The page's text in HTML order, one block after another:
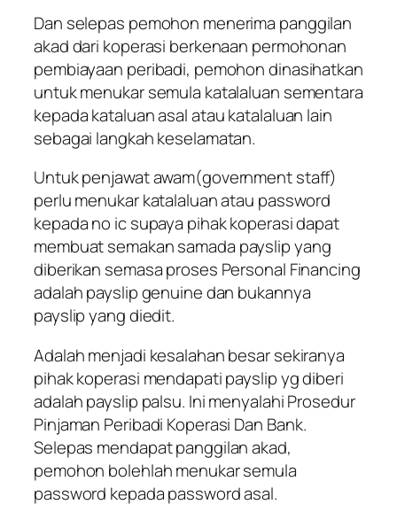
Dan selepas pemohon menerima panggilan
akad dari koperasi berkenaan permohonan
pembiayaan peribadi, pemohon dinasihatkan
untuk menukar semula katalaluan sementara
kepada kataluan asal atau katalaluan lain
sebagai langkah keselamatan.
Untuk penjawat awam(government staff)
perlu menukar katalaluan atau password
kepada no ic supaya pihak koperasi dapat
membuat semakan samada payslip yang
diberikan semasa proses Personal Financing
adalah payslip genuine dan bukannya
payslip yang diedit.
Adalah menjadi kesalahan besar sekiranya
pihak koperasi mendapati payslip yg diberi
adalah payslip palsu. Ini menyalahiProsedur
Pinjaman Peribadi Koperasi Dan Bank.
Selepas mendapat panggilan akad,
pemohon bolehlah menukar semula
password kepada password asal.